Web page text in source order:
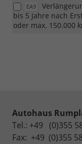
EA9
bis 5 Jahre nach
oder max. 150.000
Autohaus
Tel.: +49 (0)355
Fax: +49 (0)355